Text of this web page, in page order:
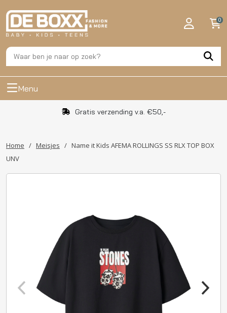
0
Menu
Gratis verzending v.a. €50,-
Home / Meisjes / Name it Kids AFEMA ROLLINGS SS RLX TOP BOX
UNV